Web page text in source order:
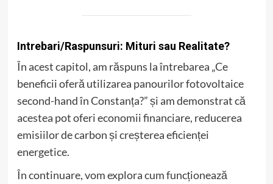
Intrebari/Raspunsuri: Mituri sau Realitate?
În acest capitol, am răspuns la întrebarea „Ce
beneficii oferă utilizarea panourilor fotovoltaice
second-hand în Constanța?” și am demonstrat că
acestea pot oferi economii financiare, reducerea
emisiilor de carbon și creșterea eficienței
energetice.
În continuare, vom explora cum funcționează